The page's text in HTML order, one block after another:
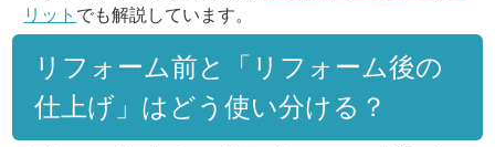
リット でも解説しています。
リフォーム前と「リフォーム後の
仕上げ」はどう使い分ける？